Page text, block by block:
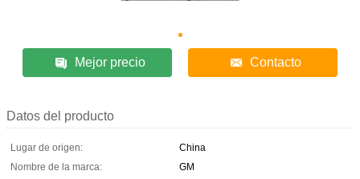
Mejor precio Contacto
Datos del producto
Lugar de origen:
China
Nombre de la marca:
GM